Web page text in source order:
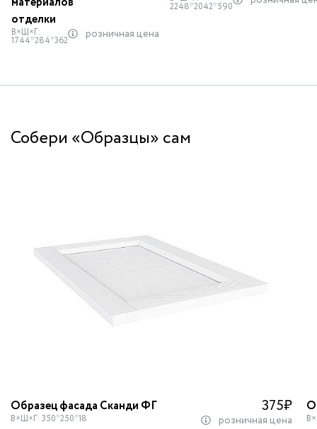
отделки
В×Ш×Г:
1744*284*362 розничная цена
2248*2042*590
Собери «Образцы» сам
Образец фасада Сканди ФГ 375₽
В×Ш×Г: 350*250*18 розничная цена